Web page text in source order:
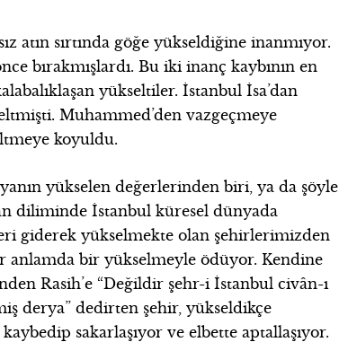
atın sırtında göğe yükseldiğine inanmıyor.
bırakmışlardı. Bu iki inanç kaybının en
yükseltiler. İstanbul İsa’dan
Muhammed’den vazgeçmeye
koyuldu.
yükselen değerlerinden biri, ya da şöyle
diliminde İstanbul küresel dünyada
giderek yükselmekte olan şehirlerimizden
anlamda bir yükselmeyle ödüyor. Kendine
Rasih’e “Değildir şehr-i İstanbul civân-ı
derya” dedirten şehir, yükseldikçe
sakarlaşıyor ve elbette aptallaşıyor.